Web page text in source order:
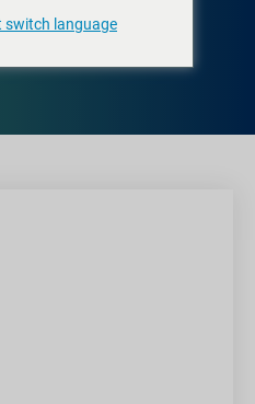
杆底座形式
switch language